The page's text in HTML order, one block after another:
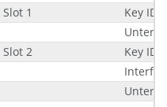
Slot 1
Key ID
Slot 2
Key ID